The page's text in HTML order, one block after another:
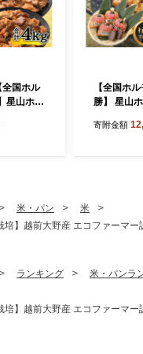
全国ホル
星山ホル
ット
【全国ホ
勝】 星山
セット (白
寄附金額
米・パン
米
培】越前大野産 エコファーマ
ランキング
米・パンラ
培】越前大野産 エコファーマ